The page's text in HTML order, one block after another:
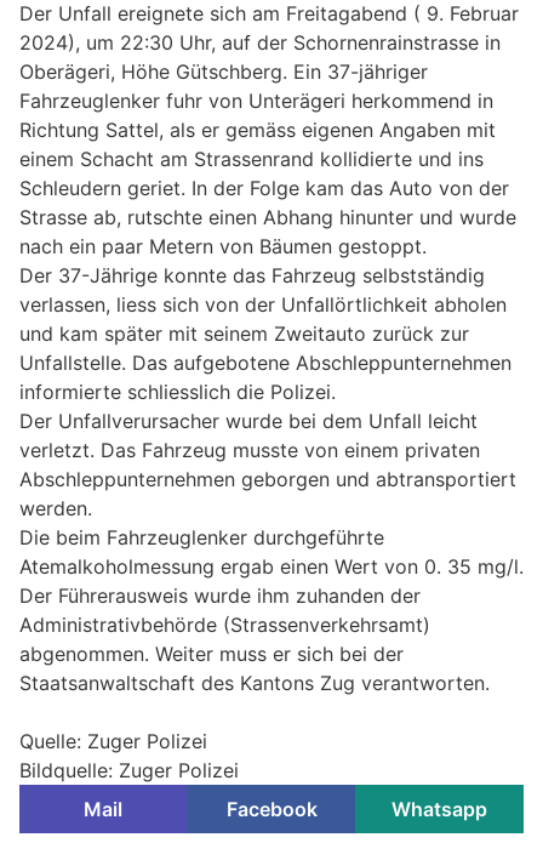
Der Unfall ereignete sich am Freitagabend ( 9. Februar
2024), um 22:30 Uhr, auf der Schornenrainstrasse in
Oberägeri, Höhe Gütschberg. Ein 37-jähriger
Fahrzeuglenker fuhr von Unterägeri herkommend in
Richtung Sattel, als er gemäss eigenen Angaben mit
einem Schacht am Strassenrand kollidierte und ins
Schleudern geriet. In der Folge kam das Auto von der
Strasse ab, rutschte einen Abhang hinunter und wurde
nach ein paar Metern von Bäumen gestoppt.
Der 37-Jährige konnte das Fahrzeug selbstständig
verlassen, liess sich von der Unfallörtlichkeit abholen
und kam später mit seinem Zweitauto zurück zur
Unfallstelle. Das aufgebotene Abschleppunternehmen
informierte schliesslich die Polizei.
Der Unfallverursacher wurde bei dem Unfall leicht
verletzt. Das Fahrzeug musste von einem privaten
Abschleppunternehmen geborgen und abtransportiert
werden.
Die beim Fahrzeuglenker durchgeführte
Atemalkoholmessung ergab einen Wert von 0. 35 mg/l.
Der Führerausweis wurde ihm zuhanden der
Administrativbehörde (Strassenverkehrsamt)
abgenommen. Weiter muss er sich bei der
Staatsanwaltschaft des Kantons Zug verantworten.
Quelle: Zuger Polizei
Bildquelle: Zuger Polizei
Mail
Facebook Whatsapp